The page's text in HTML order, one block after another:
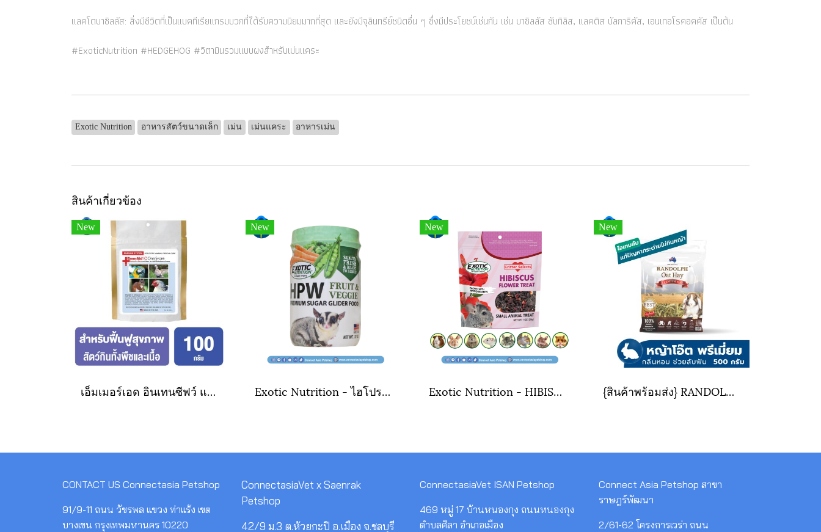
แลคโตบาซิลลัส: สิ่งมีชีวิตที่เป็นแบคทีเรียแกรมบวกที่ได้รับความนิยมมากที่สุด และยังมีจุลินทรีย์ชนิดอื่น ๆ ซึ่งมีประโยชน์เช่นกัน เช่น บาซิลลัส ซับทิลิส, แลคติส บัลการิคัส, เอนเทอโรคอคคัส เป็นต้น
#ExoticNutrition #HEDGEHOG #วิตามินรวมแบบผงสำหรับเม่นแคระ
Exotic Nutrition อาหารสัตว์ขนาดเล็ก เม่น เม่นแคระ อาหารเม่น
สินค้าเกี่ยวข้อง
New
เอ็มเมอร์เอด อินเทนซีฟว์ แคร์ โอมนิวอร์ ขนาด 100 กรัม.
New
Exotic Nutrition - ไฮโปรตีนวอมบารู ฟรุ๊ตแอนด์เวกกี้ (รสผักผลไม้) อาหารชูการ์ไกลเดอร์แบบขวดพร้อมทาน ขนาด 340 กรัม
New
Exotic Nutrition - HIBISCUS FLOWER TREAT 28 กรัม.ขนมดอกชบา อบแห้ง อาหารสำหรับ สัตว์กินพืช 28 กรัม.
New
{สินค้าพร้อมส่ง} RANDOLPH OAT Hay ขนาด 500 กรัม
CONTACT US Connectasia Petshop
91/9-11 ถนน วัชรพล แขวง ท่าแร้ง เขต
บางเขน กรุงเทพมหานคร 10220
ConnectasiaVet x Saenrak
Petshop
42/9 ม.3 ต.ห้วยกะปิ อ.เมือง จ.ชลบุรี
ConnectasiaVet ISAN Petshop
469 หมู่ 17 บ้านหนองกุง ถนนหนองกุง
ตำบลศิลา อำเภอเมือง
Connect Asia Petshop สาขา
ราษฎร์พัฒนา
2/61-62 โครงการเวร่า ถนน